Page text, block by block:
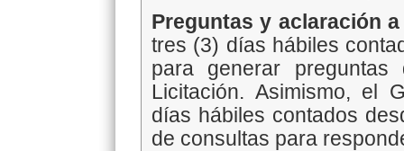
Preguntas y aclaración
tres (3) días hábiles
para generar
Licitación. Asimismo, el
días hábiles contados
de consultas para